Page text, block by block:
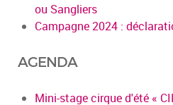
ou Sangliers
Campagne 2024 :
AGENDA
Mini-stage cirque d'été «